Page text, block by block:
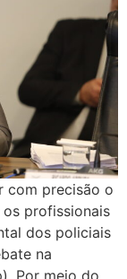
com precisão o
profissionais
dos policiais
na